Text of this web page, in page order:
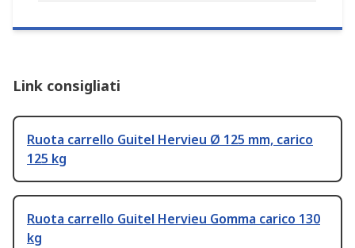
Link consigliati
Ruota carrello Guitel Hervieu Ø 125 mm, carico
125 kg
Ruota carrello Guitel Hervieu Gomma carico 130
kg